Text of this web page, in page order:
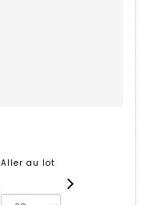
Aller au lot